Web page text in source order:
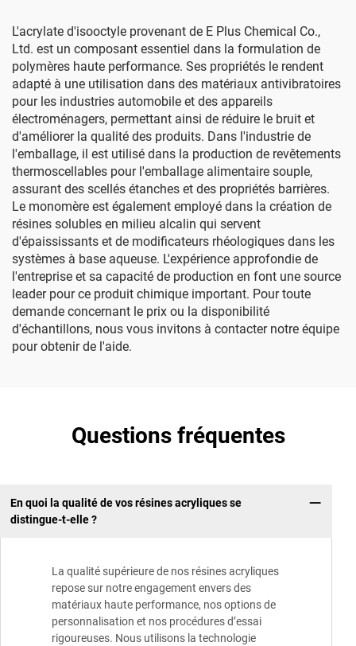
L'acrylate d'isooctyle provenant de E Plus Chemical Co.,
Ltd. est un composant essentiel dans la formulation de
polymères haute performance. Ses propriétés le rendent
adapté à une utilisation dans des matériaux antivibratoires
pour les industries automobile et des appareils
électroménagers, permettant ainsi de réduire le bruit et
d'améliorer la qualité des produits. Dans l'industrie de
l'emballage, il est utilisé dans la production de revêtements
thermoscellables pour l'emballage alimentaire souple,
assurant des scellés étanches et des propriétés barrières.
Le monomère est également employé dans la création de
résines solubles en milieu alcalin qui servent
d'épaississants et de modificateurs rhéologiques dans les
systèmes à base aqueuse. L'expérience approfondie de
l'entreprise et sa capacité de production en font une source
leader pour ce produit chimique important. Pour toute
demande concernant le prix ou la disponibilité
d'échantillons, nous vous invitons à contacter notre équipe
pour obtenir de l'aide.
Questions fréquentes
En quoi la qualité de vos résines acryliques se
distingue-t-elle ?
La qualité supérieure de nos résines acryliques
repose sur notre engagement envers des
matériaux haute performance, nos options de
personnalisation et nos procédures d’essai
rigoureuses. Nous utilisons la technologie